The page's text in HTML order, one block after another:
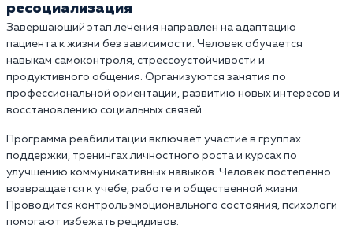
ресоциализация
Завершающий этап лечения направлен на адаптацию
пациента к жизни без зависимости. Человек обучается
навыкам самоконтроля, стрессоустойчивости и
продуктивного общения. Организуются занятия по
профессиональной ориентации, развитию новых интересов и
восстановлению социальных связей.
Программа реабилитации включает участие в группах
поддержки, тренингах личностного роста и курсах по
улучшению коммуникативных навыков. Человек постепенно
возвращается к учебе, работе и общественной жизни.
Проводится контроль эмоционального состояния, психологи
помогают избежать рецидивов.